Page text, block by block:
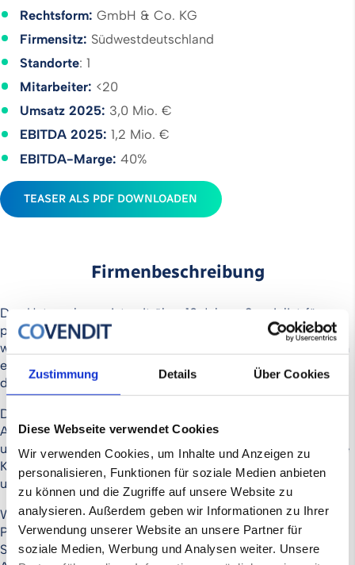
Zustimmung Details Über Cookies
Diese Webseite verwendet Cookies
Wir verwenden Cookies, um Inhalte und Anzeigen zu
personalisieren, Funktionen für soziale Medien anbieten
zu können und die Zugriffe auf unsere Website zu
analysieren. Außerdem geben wir Informationen zu Ihrer
Verwendung unserer Website an unsere Partner für
soziale Medien, Werbung und Analysen weiter. Unsere
Rechtsform: GmbH & Co. KG
Firmensitz: Südwestdeutschland
Standorte: 1
Mitarbeiter: <20
Umsatz 2025: 3,0 Mio. €
EBITDA 2025: 1,2 Mio. €
EBITDA-Marge: 40%
TEASER ALS PDF DOWNLOADEN
Firmenbeschreibung
Das Unternehmen ist seit über 10 Jahren Spezialist für
professionelle System- und Großküchenmontage. Dabei
werden anspruchsvolle Montage- und Wartungsleistungen
einschließlich der Koordination komplexer Abläufe
durchgeführt.
Das Leistungsspektrum umfasst die ganzheitliche
Abwicklung von Montagen, spezialisierter Elektrotechnik
und schlüsselfertiger Rollout-Projekte für (inter-)nationale
Kunden. Das Unternehmen blickt dabei auf eine
umfangreiche Projekthistorie zurück.
Wettbewerbsvorteile ergeben sich durch langjährige
Partnerschaften mit globalen Marktführern aus der
Systemgastronomie sowie langfristig gesicherten